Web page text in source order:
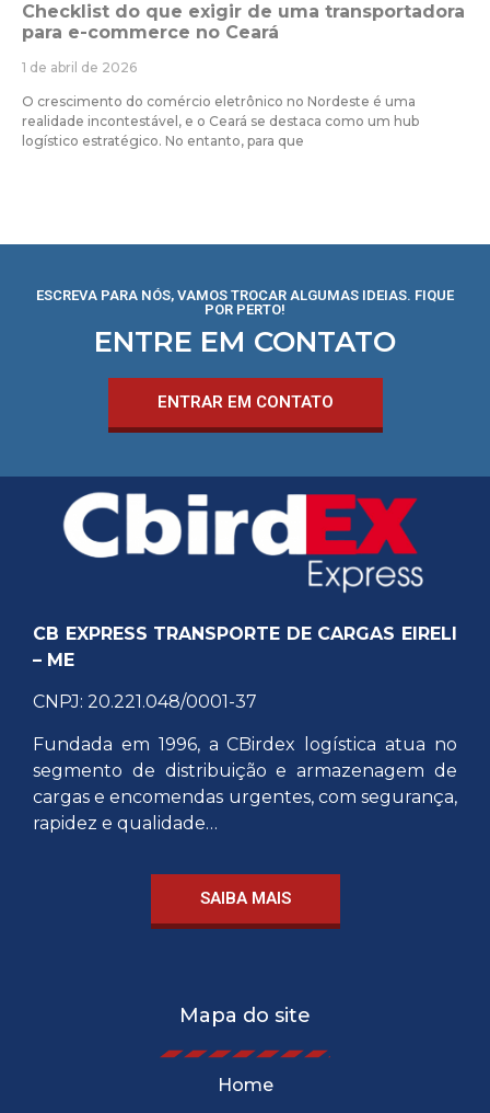
Checklist do que exigir de uma transportadora
para e-commerce no Ceará
1 de abril de 2026
O crescimento do comércio eletrônico no Nordeste é uma
realidade incontestável, e o Ceará se destaca como um hub
logístico estratégico. No entanto, para que
ESCREVA PARA NÓS, VAMOS TROCAR ALGUMAS IDEIAS. FIQUE
POR PERTO!
ENTRE EM CONTATO
ENTRAR EM CONTATO
CB EXPRESS TRANSPORTE DE CARGAS EIRELI
– ME
CNPJ: 20.221.048/0001-37
Fundada em 1996, a CBirdex logística atua no
segmento de distribuição e armazenagem de
cargas e encomendas urgentes, com segurança,
rapidez e qualidade…
SAIBA MAIS
Mapa do site
Home